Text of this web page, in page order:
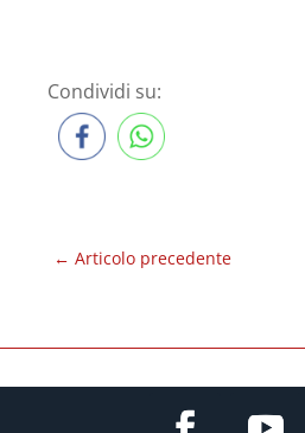
Condividi su:
← Articolo precedente